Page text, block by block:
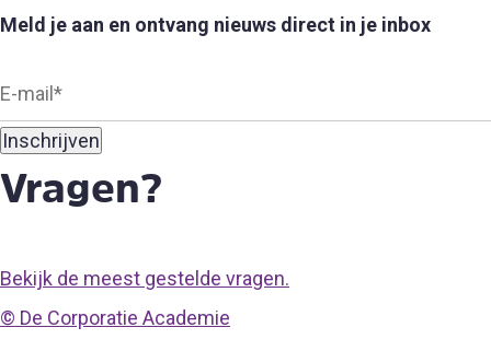
Meld je aan en ontvang nieuws direct in je inbox
Vragen?
Bekijk de meest gestelde vragen.
© De Corporatie Academie